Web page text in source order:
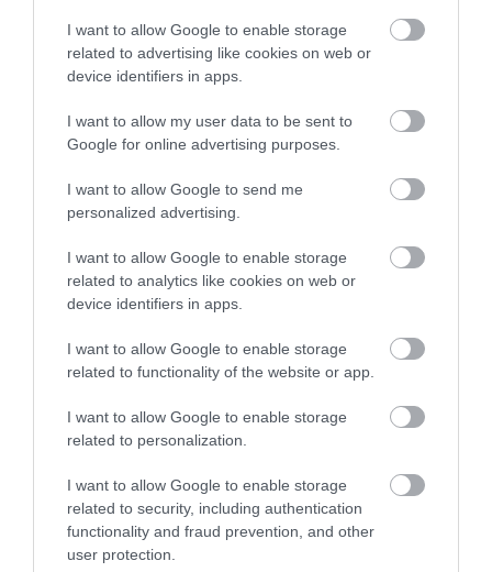
I want to allow Google to enable storage
related to advertising like cookies on web or
device identifiers in apps.
I want to allow my user data to be sent to
Google for online advertising purposes.
I want to allow Google to send me
personalized advertising.
I want to allow Google to enable storage
related to analytics like cookies on web or
device identifiers in apps.
I want to allow Google to enable storage
related to functionality of the website or app.
I want to allow Google to enable storage
related to personalization.
I want to allow Google to enable storage
related to security, including authentication
functionality and fraud prevention, and other
user protection.
"Az ember, aki a tengert nézi, szerelemtől
sújtott gyerek." Jean-Michel Maulpoix
KÖZÖSSÉGÜNK TÉGED IS VÁR!
NÉZZ KÖRBE TÉMÁK SZERINT!
AIRBNB AJÁNLÓ AUSZTRIA
BOOKING BUDAPEST BUDAPEST AIRPORT EMIRATES
FEJLESZTÉS FÜRDŐ GYÓGYFÜRDŐ HORVÁTORSZÁG
KARANTÉN